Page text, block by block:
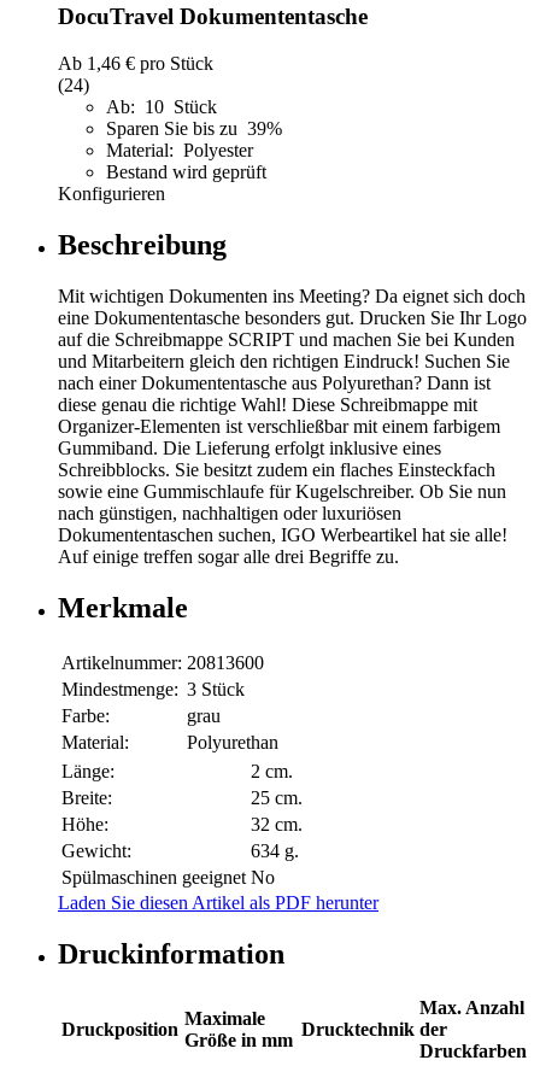
DocuTravel Dokumententasche
Ab 1,46 € pro Stück
(24)
Ab: 10 Stück
Sparen Sie bis zu 39%
Material: Polyester
Bestand wird geprüft
Konfigurieren
Beschreibung
Mit wichtigen Dokumenten ins Meeting? Da eignet sich doch
eine Dokumententasche besonders gut. Drucken Sie Ihr Logo
auf die Schreibmappe SCRIPT und machen Sie bei Kunden
und Mitarbeitern gleich den richtigen Eindruck! Suchen Sie
nach einer Dokumententasche aus Polyurethan? Dann ist
diese genau die richtige Wahl! Diese Schreibmappe mit
Organizer-Elementen ist verschließbar mit einem farbigem
Gummiband. Die Lieferung erfolgt inklusive eines
Schreibblocks. Sie besitzt zudem ein flaches Einsteckfach
sowie eine Gummischlaufe für Kugelschreiber. Ob Sie nun
nach günstigen, nachhaltigen oder luxuriösen
Dokumententaschen suchen, IGO Werbeartikel hat sie alle!
Auf einige treffen sogar alle drei Begriffe zu.
Merkmale
Artikelnummer: 20813600
Mindestmenge: 3 Stück
Farbe:
grau
Material:
Polyurethan
Länge:
2 cm.
Breite:
25 cm.
Höhe:
32 cm.
Gewicht:
634 g.
Spülmaschinen geeignet No
Laden Sie diesen Artikel als PDF herunter
Druckinformation
Druckposition
Maximale
Größe in mm
Drucktechnik
Max. Anzahl
der
Druckfarben